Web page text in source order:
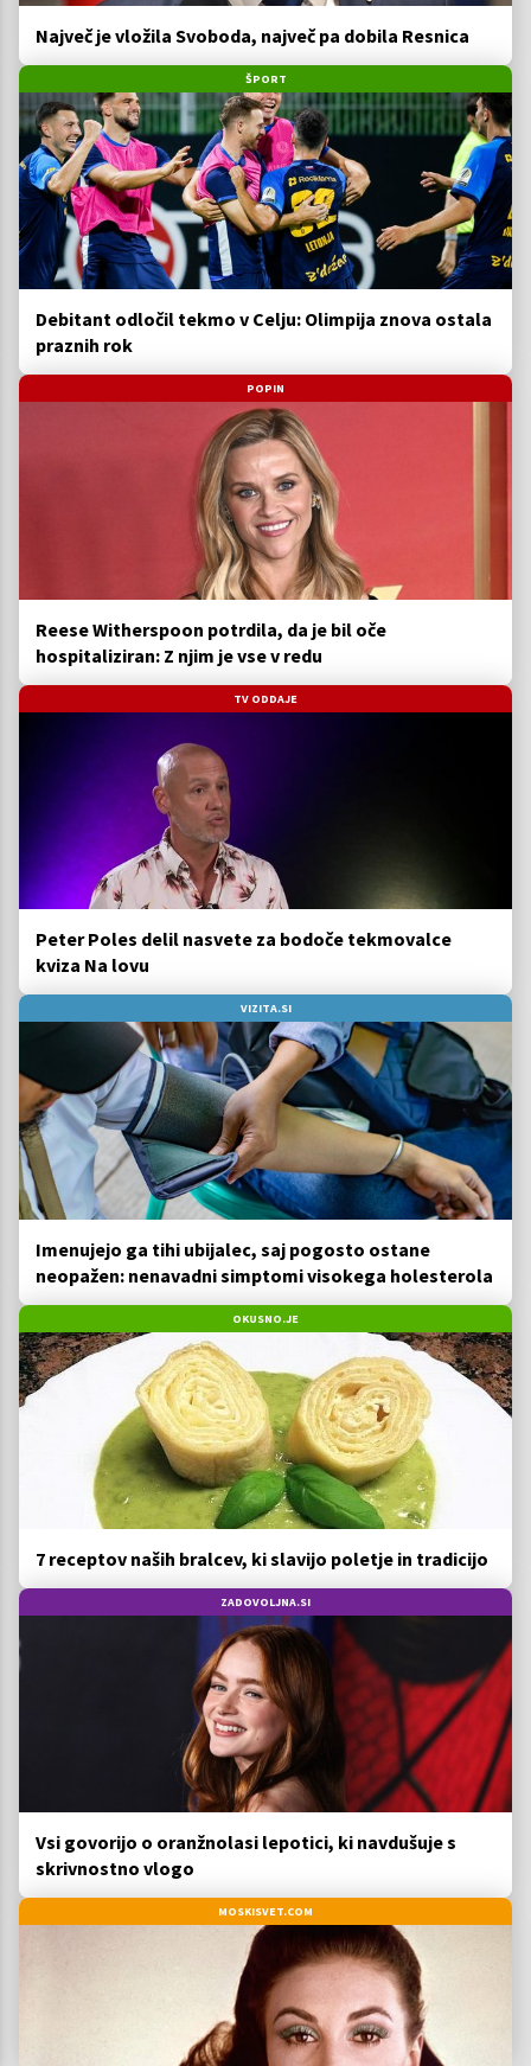
Največ je vložila Svoboda, največ pa dobila Resnica
ŠPORT
Debitant odločil tekmo v Celju: Olimpija znova ostala
praznih rok
POPIN
Reese Witherspoon potrdila, da je bil oče
hospitaliziran: Z njim je vse v redu
TV ODDAJE
Peter Poles delil nasvete za bodoče tekmovalce
kviza Na lovu
VIZITA.SI
Imenujejo ga tihi ubijalec, saj pogosto ostane
neopažen: nenavadni simptomi visokega holesterola
OKUSNO.JE
7 receptov naših bralcev, ki slavijo poletje in tradicijo
ZADOVOLJNA.SI
Vsi govorijo o oranžnolasi lepotici, ki navdušuje s
skrivnostno vlogo
MOSKISVET.COM